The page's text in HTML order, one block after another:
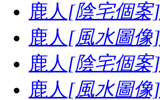
鹿人 [陰宅個案]
鹿人 [風水圖像]
鹿人 [陰宅個案]
鹿人 [風水圖像]